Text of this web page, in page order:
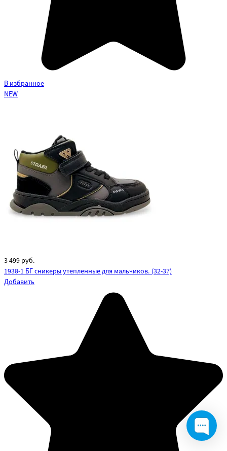
В избранное
NEW
3 499 руб.
1938-1 БГ сникеры утепленные для мальчиков. (32-37)
Добавить